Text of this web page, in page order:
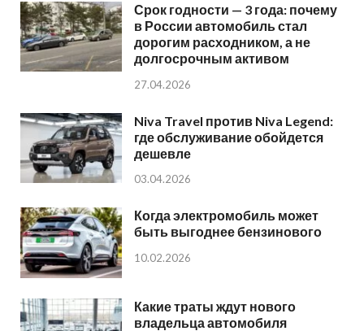
Срок годности — 3 года: почему
в России автомобиль стал
дорогим расходником, а не
долгосрочным активом
27.04.2026
Niva Travel против Niva Legend:
где обслуживание обойдется
дешевле
03.04.2026
Когда электромобиль может
быть выгоднее бензинового
10.02.2026
Какие траты ждут нового
владельца автомобиля